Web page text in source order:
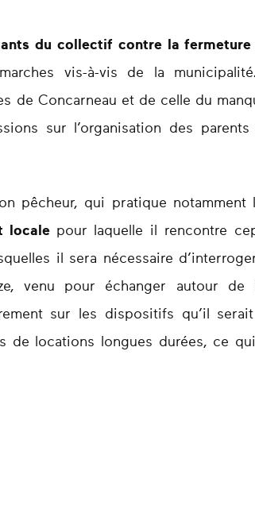
du collectif contre la fermeture
vis-à-vis de la
de Concarneau et de celle du
sur l’organisation des
pêcheur, qui pratique
locale pour laquelle il rencontre
il sera nécessaire
venu pour échanger autour
sur les dispositifs qu’il
de locations longues durées, ce